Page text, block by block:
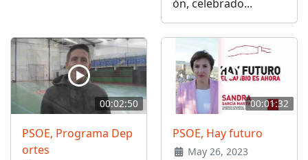
ón, celebrado...
00:02:50
PSOE, Programa Dep
ortes
00:01:32
PSOE, Hay futuro
May 26, 2023